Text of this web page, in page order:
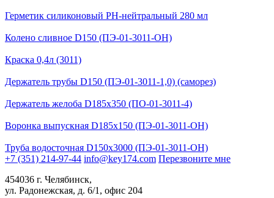
Герметик силиконовый PH-нейтральный 280 мл
Колено сливное D150 (ПЭ-01-3011-ОН)
Краска 0,4л (3011)
Держатель трубы D150 (ПЭ-01-3011-1,0) (саморез)
Держатель желоба D185х350 (ПО-01-3011-4)
Воронка выпускная D185х150 (ПЭ-01-3011-ОН)
Труба водосточная D150х3000 (ПЭ-01-3011-ОН)
+7 (351) 214-97-44 info@key174.com Перезвоните мне
454036 г. Челябинск,
ул. Радонежская, д. 6/1, офис 204